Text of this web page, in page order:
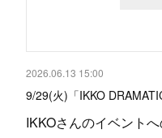
2026.06.13 15:00
9/29(火)「IKKO
IKKOさんのイベント